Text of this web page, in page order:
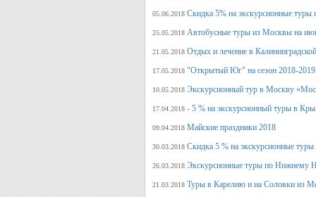
05.06.2018 Скидка 5% на экскурсионные
25.05.2018 Автобусные туры из Москвы на
21.05.2018 Отдых и лечение в
17.05.2018 "Открытый Юг" на сезон 2018-2019
10.05.2018 Экскурсионный тур в Москву
17.04.2018 - 5 % на экскурсионный туры в
09.04.2018 Майские праздники 2018
30.03.2018 Скидка 5 % на экскурсионные
26.03.2018 Экскурсионные туры по Нижнему
21.03.2018 Туры в Карелию и на Соловки из